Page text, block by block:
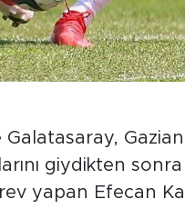
giydikten sonra
yapan Efecan